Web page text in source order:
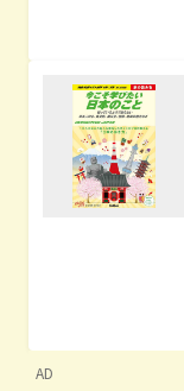
AD